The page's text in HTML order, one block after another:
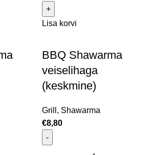
Lisa korvi
(keskmine) kogus
BBQ Shawarma
veiselihaga
(keskmine)
Grill , Shawarma
€8,80
BBQ Shawarma veiselihaga